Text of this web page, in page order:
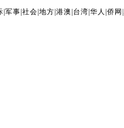
军事 社会 地方 港澳 台湾 华人 侨网